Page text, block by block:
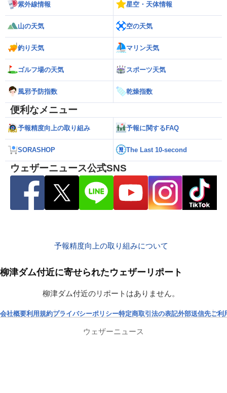
紫外線情報 星空・天体情報
山の天気 空の天気
釣り天気 マリン天気
ゴルフ場の天気 スポーツ天気
風邪予防指数 乾燥指数
便利なメニュー
予報精度向上の取り組み 予報に関するFAQ
SORASHOP The Last 10-second
ウェザーニュース公式SNS
予報精度向上の取り組みについて
柳津ダム付近に寄せられたウェザーリポート
柳津ダム付近のリポートはありません。
会社概要利用規約プライバシーポリシー特定商取引法の表記外部送信先ご利
ウェザーニュース